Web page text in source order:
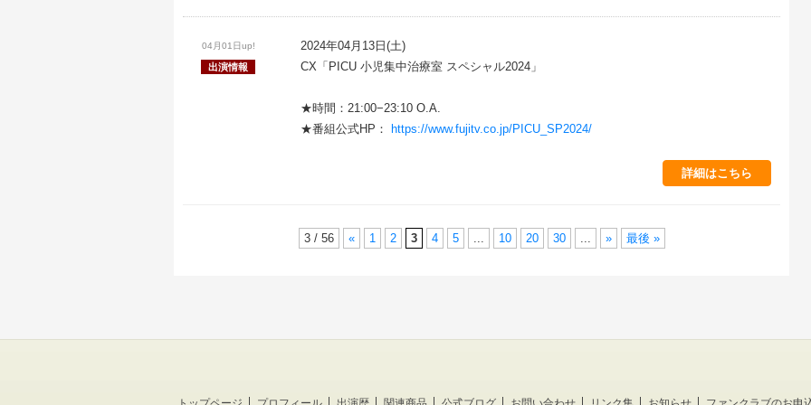
04月01日up!
出演情報
2024年04月13日(土)
CX「PICU 小児集中治療室 スペシャル2024」
★時間：21:00−23:10 O.A.
★番組公式HP：
https://www.fujitv.co.jp/PICU_SP2024/
詳細はこちら
3 / 56 « 1 2 3 4 5 ... 10 20 30 ... » 最後 »